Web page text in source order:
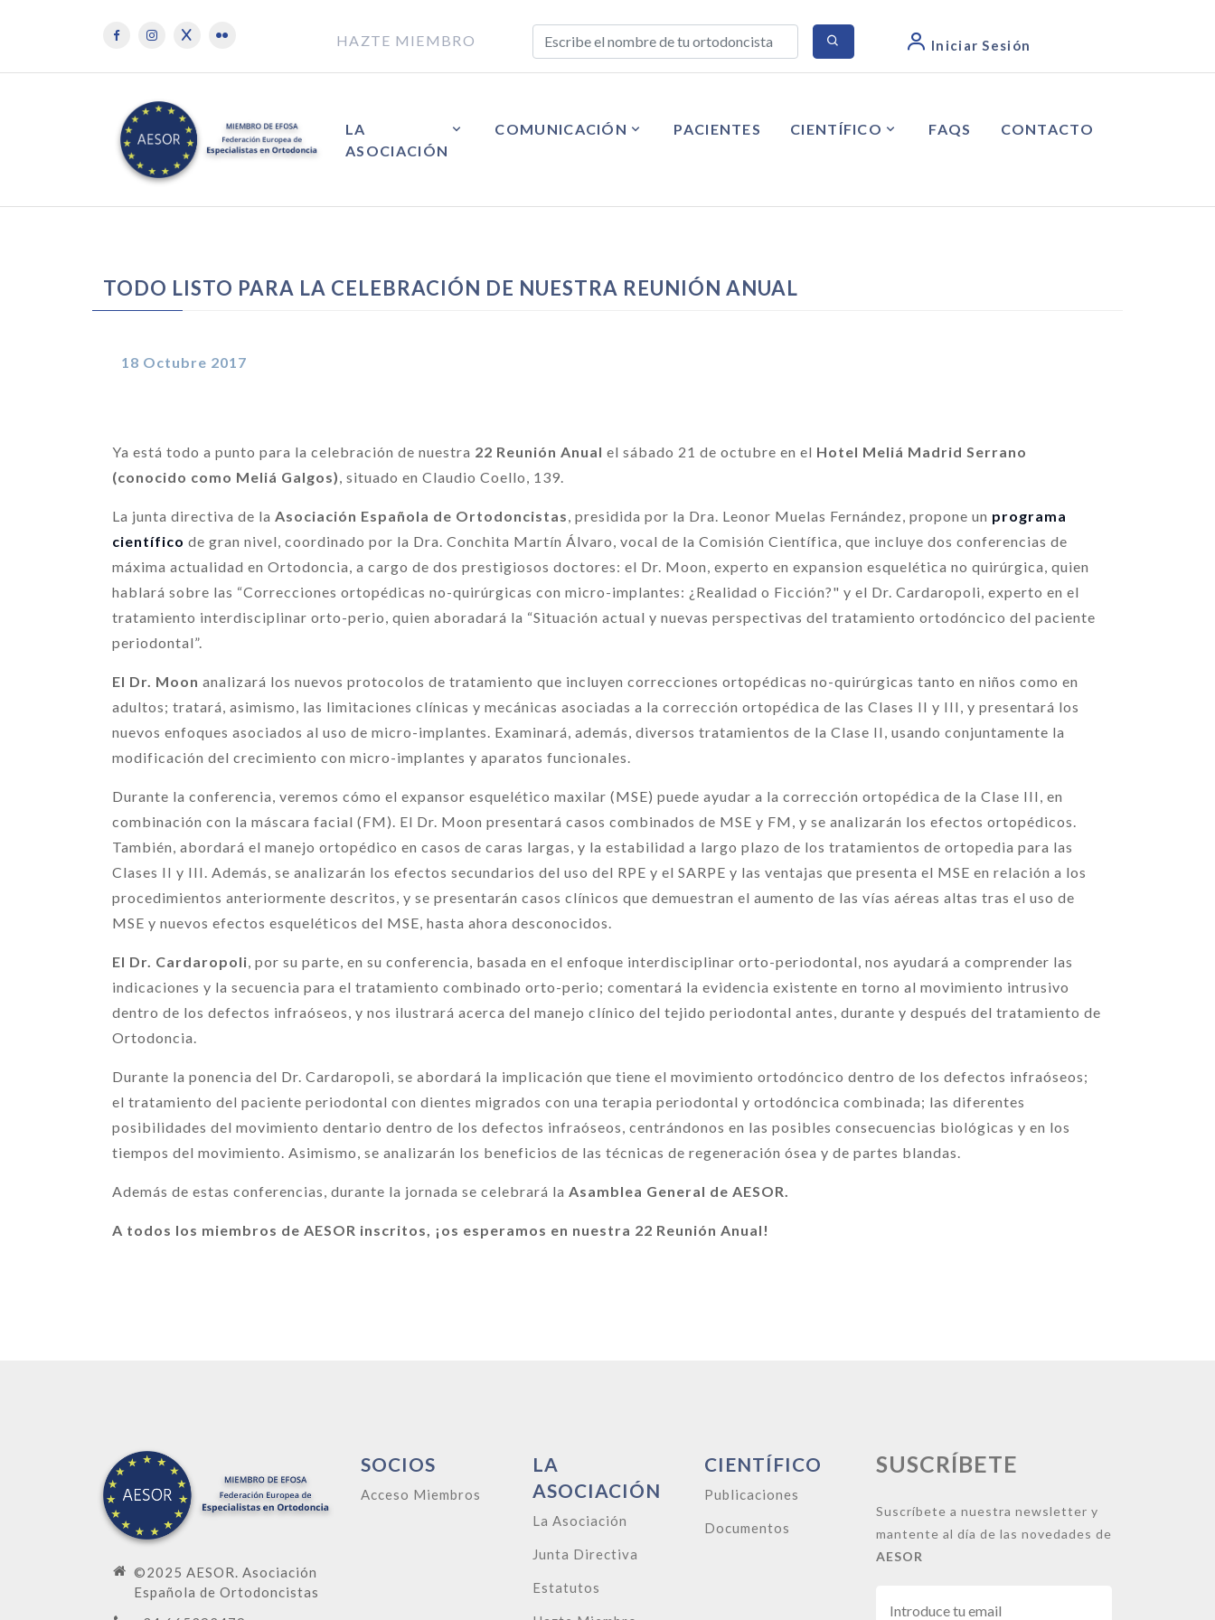
HAZTE MIEMBRO Iniciar Sesión
LA
ASOCIACIÓN
COMUNICACIÓN PACIENTES CIENTÍFICO FAQS CONTACTO
TODO LISTO PARA LA CELEBRACIÓN DE NUESTRA REUNIÓN ANUAL
18 Octubre 2017
Ya está todo a punto para la celebración de nuestra 22 Reunión Anual el sábado 21 de octubre en el Hotel Meliá Madrid Serrano
(conocido como Meliá Galgos), situado en Claudio Coello, 139.
La junta directiva de la Asociación Española de Ortodoncistas, presidida por la Dra. Leonor Muelas Fernández, propone un programa
científico de gran nivel, coordinado por la Dra. Conchita Martín Álvaro, vocal de la Comisión Científica, que incluye dos conferencias de
máxima actualidad en Ortodoncia, a cargo de dos prestigiosos doctores: el Dr. Moon, experto en expansion esquelética no quirúrgica, quien
hablará sobre las “Correcciones ortopédicas no-quirúrgicas con micro-implantes: ¿Realidad o Ficción?" y el Dr. Cardaropoli, experto en el
tratamiento interdisciplinar orto-perio, quien aboradará la “Situación actual y nuevas perspectivas del tratamiento ortodóncico del paciente
periodontal”.
El Dr. Moon analizará los nuevos protocolos de tratamiento que incluyen correcciones ortopédicas no-quirúrgicas tanto en niños como en
adultos; tratará, asimismo, las limitaciones clínicas y mecánicas asociadas a la corrección ortopédica de las Clases II y III, y presentará los
nuevos enfoques asociados al uso de micro-implantes. Examinará, además, diversos tratamientos de la Clase II, usando conjuntamente la
modificación del crecimiento con micro-implantes y aparatos funcionales.
Durante la conferencia, veremos cómo el expansor esquelético maxilar (MSE) puede ayudar a la corrección ortopédica de la Clase III, en
combinación con la máscara facial (FM). El Dr. Moon presentará casos combinados de MSE y FM, y se analizarán los efectos ortopédicos.
También, abordará el manejo ortopédico en casos de caras largas, y la estabilidad a largo plazo de los tratamientos de ortopedia para las
Clases II y III. Además, se analizarán los efectos secundarios del uso del RPE y el SARPE y las ventajas que presenta el MSE en relación a los
procedimientos anteriormente descritos, y se presentarán casos clínicos que demuestran el aumento de las vías aéreas altas tras el uso de
MSE y nuevos efectos esqueléticos del MSE, hasta ahora desconocidos.
El Dr. Cardaropoli, por su parte, en su conferencia, basada en el enfoque interdisciplinar orto-periodontal, nos ayudará a comprender las
indicaciones y la secuencia para el tratamiento combinado orto-perio; comentará la evidencia existente en torno al movimiento intrusivo
dentro de los defectos infraóseos, y nos ilustrará acerca del manejo clínico del tejido periodontal antes, durante y después del tratamiento de
Ortodoncia.
Durante la ponencia del Dr. Cardaropoli, se abordará la implicación que tiene el movimiento ortodóncico dentro de los defectos infraóseos;
el tratamiento del paciente periodontal con dientes migrados con una terapia periodontal y ortodóncica combinada; las diferentes
posibilidades del movimiento dentario dentro de los defectos infraóseos, centrándonos en las posibles consecuencias biológicas y en los
tiempos del movimiento. Asimismo, se analizarán los beneficios de las técnicas de regeneración ósea y de partes blandas.
Además de estas conferencias, durante la jornada se celebrará la Asamblea General de AESOR.
A todos los miembros de AESOR inscritos, ¡os esperamos en nuestra 22 Reunión Anual!
©2025 AESOR. Asociación
Española de Ortodoncistas
SOCIOS
Acceso Miembros
LA
ASOCIACIÓN
La Asociación
Junta Directiva
Estatutos
CIENTÍFICO
Publicaciones
Documentos
SUSCRÍBETE
Suscríbete a nuestra newsletter y
mantente al día de las novedades de
AESOR